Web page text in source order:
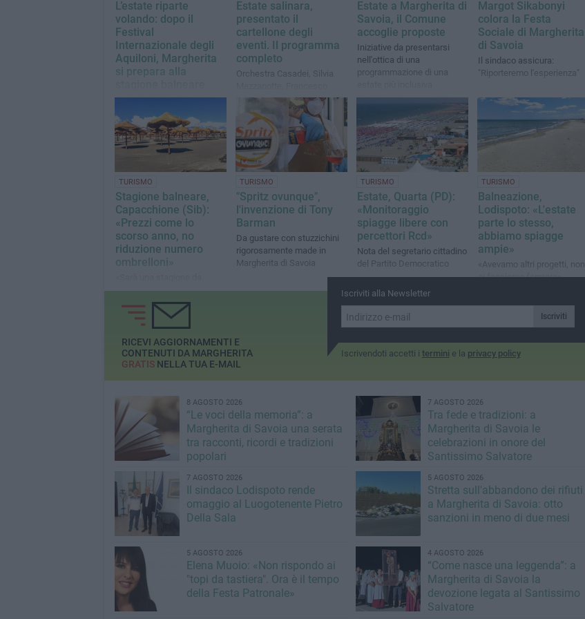
L’estate riparte
volando: dopo il
Festival
Internazionale degli
Aquiloni, Margherita
si prepara alla
Molti stabilimenti pronti ad
aprire domenica 16 Maggio
Estate salinara,
presentato il
cartellone degli
eventi. Il programma
completo
Orchestra Casadei, Silvia
Cicchella e Rosalia Porcaro
tra i protagonisti degli eventi
Estate a Margherita di
Savoia, il Comune
accoglie proposte
Iniziative da presentarsi
nell'ottica di una
programmazione di una
Margot Sikabonyi
colora la Festa
Sociale di Margherita
di Savoia
Il sindaco assicura:
"Riporteremo l'esperienza"
TURISMO
Stagione balneare,
Capacchione (Sib):
«Prezzi come lo
scorso anno, no
riduzione numero
ombrelloni»
vivere in piena sicurezza per
TURISMO
"Spritz ovunque",
l'invenzione di Tony
Barman
Da gustare con stuzzichini
rigorosamente made in
Margherita di Savoia
TURISMO
Estate, Quarta (PD):
«Monitoraggio
spiagge libere con
percettori Rcd»
Nota del segretario cittadino
del Partito Democratico
TURISMO
Balneazione,
Lodispoto: «L'estate
parte lo stesso,
abbiamo spiagge
ampie»
«Avevamo altri progetti, non
ci facciamo fermare»
Iscriviti alla Newsletter
Iscriviti
Iscrivendoti accetti i termini e la privacy policy
RICEVI AGGIORNAMENTI E
CONTENUTI DA MARGHERITA
GRATISNELLA TUA E-MAIL
8 AGOSTO 2026
“Le voci della memoria”: a
Margherita di Savoia una serata
tra racconti, ricordi e tradizioni
popolari
7 AGOSTO 2026
Tra fede e tradizioni: a
Margherita di Savoia le
celebrazioni in onore del
Santissimo Salvatore
7 AGOSTO 2026
Il sindaco Lodispoto rende
omaggio al Luogotenente Pietro
Della Sala
5 AGOSTO 2026
Stretta sull'abbandono dei rifiuti
a Margherita di Savoia: otto
sanzioni in meno di due mesi
5 AGOSTO 2026
Elena Muoio: «Non rispondo ai
"topi da tastiera". Ora è il tempo
della Festa Patronale»
4 AGOSTO 2026
“Come nasce una leggenda”: a
Margherita di Savoia la
devozione legata al Santissimo
Salvatore